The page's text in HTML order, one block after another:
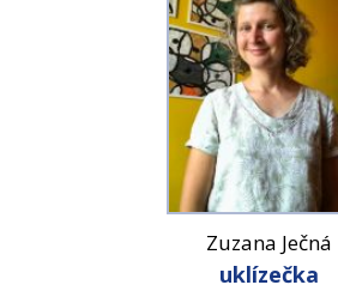
Zuzana Ječná
uklízečka